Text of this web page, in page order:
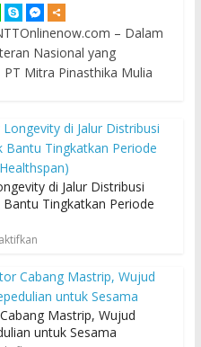
– Dalam
Nasional yang
Mitra Pinasthika Mulia
di Jalur Distribusi
Tingkatkan Periode
Mastrip, Wujud
untuk Sesama